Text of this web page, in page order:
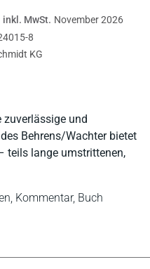
zuverlässige und
Behrens/Wachter bietet
teils lange umstrittenen,
Kommentar, Buch
inkl. MwSt. November 2026
8
KG